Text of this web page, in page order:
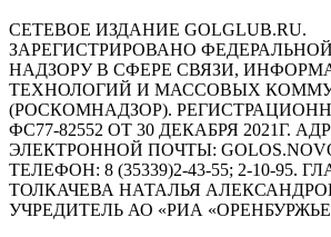
СЕТЕВОЕ ИЗДАНИЕ GOLGLUB.RU.
ЗАРЕГИСТРИРОВАНО
НАДЗОРУ В СФЕРЕ СВЯЗИ,
ТЕХНОЛОГИЙ И МАССОВЫХ
(РОСКОМНАДЗОР).
ФС77-82552 ОТ 30 ДЕКАБРЯ 2021Г.
ЭЛЕКТРОННОЙ ПОЧТЫ:
ТЕЛЕФОН: 8 (35339)2-43-55; 2-10-95.
ТОЛКАЧЕВА НАТАЛЬЯ
УЧРЕДИТЕЛЬ АО «РИА